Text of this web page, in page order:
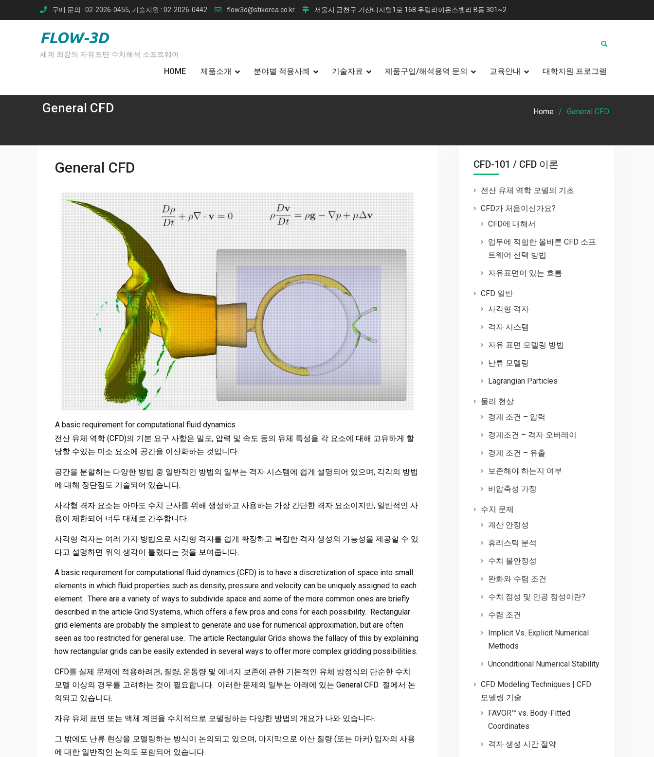
to
구매 문의 : 02-2026-0455, 기술지원 : 02-2026-0442 flow3d@stikorea.co.kr 서울시 금천구 가산디지털1로 168 우림라이온스밸리 B동 301~2
FLOW-3D
세계 최강의 자유표면 수치해석 소프트웨어
HOME 제품소개 분야별 적용사례 기술자료 제품구입/해석용역 문의 교육안내 대학지원 프로그램
General CFD Home General CFD
General CFD
A basic requirement for computational fluid dynamics
전산 유체 역학 (CFD)의 기본 요구 사항은 밀도, 압력 및 속도 등의 유체 특성을 각 요소에 대해 고유하게 할
당할 수있는 미소 요소에 공간을 이산화하는 것입니다.
공간을 분할하는 다양한 방법 중 일반적인 방법의 일부는 격자 시스템에 쉽게 설명되어 있으며, 각각의 방법
에 대해 장단점도 기술되어 있습니다.
사각형 격자 요소는 아마도 수치 근사를 위해 생성하고 사용하는 가장 간단한 격자 요소이지만, 일반적인 사
용이 제한되어 너무 대체로 간주합니다.
사각형 격자는 여러 가지 방법으로 사각형 격자를 쉽게 확장하고 복잡한 격자 생성의 가능성을 제공할 수 있
다고 설명하면 위의 생각이 틀렸다는 것을 보여줍니다.
A basic requirement for computational fluid dynamics (CFD) is to have a discretization of space into small
elements in which fluid properties such as density, pressure and velocity can be uniquely assigned to each
element. There are a variety of ways to subdivide space and some of the more common ones are briefly
described in the article Grid Systems, which offers a few pros and cons for each possibility. Rectangular
grid elements are probably the simplest to generate and use for numerical approximation, but are often
seen as too restricted for general use. The article Rectangular Grids shows the fallacy of this by explaining
how rectangular grids can be easily extended in several ways to offer more complex gridding possibilities.
CFD를 실제 문제에 적용하려면, 질량, 운동량 및 에너지 보존에 관한 기본적인 유체 방정식의 단순한 수치
모델 이상의 경우를 고려하는 것이 필요합니다. 이러한 문제의 일부는 아래에 있는 General CFD 절에서 논
의되고 있습니다.
자유 유체 표면 또는 액체 계면을 수치적으로 모델링하는 다양한 방법의 개요가 나와 있습니다.
그 밖에도 난류 현상을 모델링하는 방식이 논의되고 있으며, 마지막으로 이산 질량 (또는 마커) 입자의 사용
에 대한 일반적인 논의도 포함되어 있습니다.
CFD-101 / CFD 이론
전산 유체 역학 모델의 기초
CFD가 처음이신가요?
CFD에 대해서
업무에 적합한 올바른 CFD 소프
트웨어 선택 방법
자유표면이 있는 흐름
CFD 일반
사각형 격자
격자 시스템
자유 표면 모델링 방법
난류 모델링
Lagrangian Particles
물리 현상
경계 조건 – 압력
경계조건 – 격자 오버레이
경계 조건 – 유출
보존해야 하는지 여부
비압축성 가정
수치 문제
계산 안정성
휴리스틱 분석
수치 불안정성
완화와 수렴 조건
수치 점성 및 인공 점성이란?
수렴 조건
Implicit Vs. Explicit Numerical
Methods
Unconditional Numerical Stability
CFD Modeling Techniques | CFD
모델링 기술
FAVOR™ vs. Body-Fitted
Coordinates
격자 생성 시간 절약